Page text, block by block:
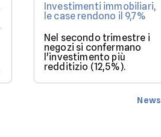
Investimenti immobiliari,
le case rendono il 9,7%
Nel secondo trimestre i
negozi si confermano
l'investimento più
redditizio (12,5%).
News